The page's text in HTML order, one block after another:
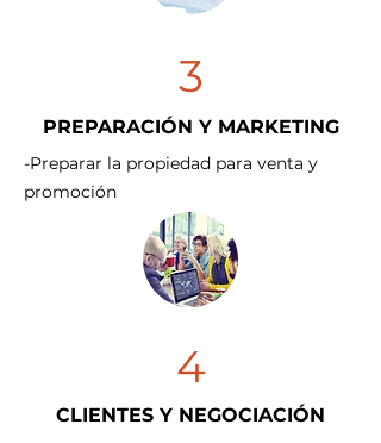
3
PREPARACIÓN Y MARKETING
-Preparar la propiedad para venta y
promoción
4
CLIENTES Y NEGOCIACIÓN